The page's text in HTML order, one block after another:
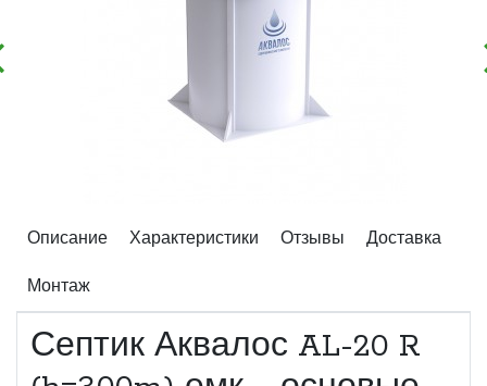
Описание Характеристики Отзывы Доставка
Монтаж
Септик Аквалос AL-20 R